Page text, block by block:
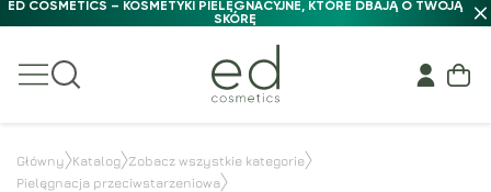
ED COSMETICS – KOSMETYKI PIELĘGNACYJNE, KTÓRE DBAJĄ O TWOJĄ
SKÓRĘ
Główny Katalog Zobacz wszystkie kategorie
Pielęgnacja przeciwstarzeniowa